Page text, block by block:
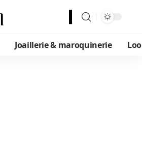
Joaillerie & maroquinerie